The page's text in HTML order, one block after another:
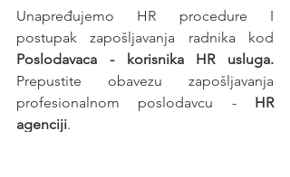
Unapređujemo HR procedure I
Prepustite obavezu zapošljavanja
profesionalnom poslodavcu - HR
agenciji.